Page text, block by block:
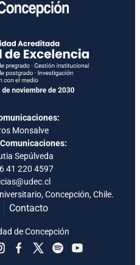
Monsalve
Sepúlveda
41 220 4597
Concepción, Chile.
Contacto
de Concepción